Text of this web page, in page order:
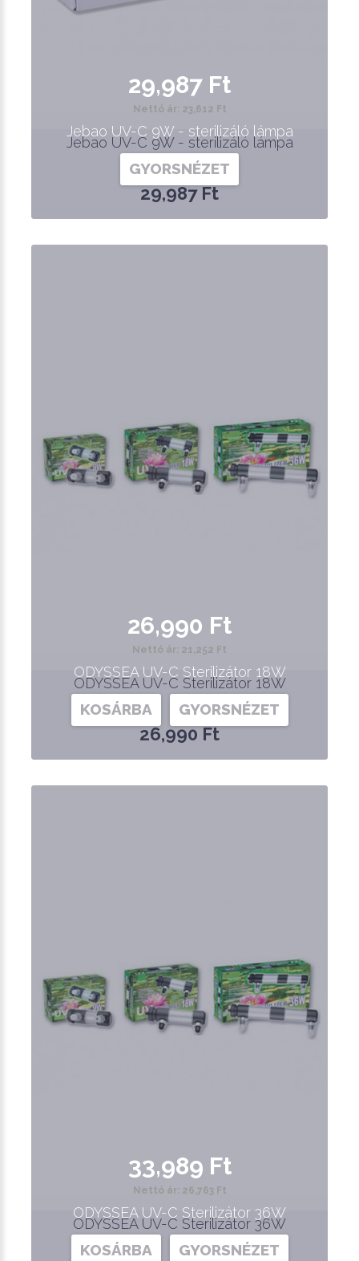
Jebao UV-C 9W - sterilizáló lámpa
29,987 Ft
29,987 Ft
Nettó ár: 23,612 Ft
Jebao UV-C 9W - sterilizáló lámpa
GYORSNÉZET
ODYSSEA UV-C Sterilizátor 18W
26,990 Ft
26,990 Ft
Nettó ár: 21,252 Ft
ODYSSEA UV-C Sterilizátor 18W
KOSÁRBA GYORSNÉZET
ODYSSEA UV-C Sterilizátor 36W
33,989 Ft
Nettó ár: 26,763 Ft
ODYSSEA UV-C Sterilizátor 36W
KOSÁRBA GYORSNÉZET